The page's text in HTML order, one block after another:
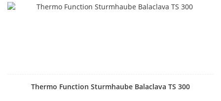
Thermo Function Sturmhaube Balaclava TS 300